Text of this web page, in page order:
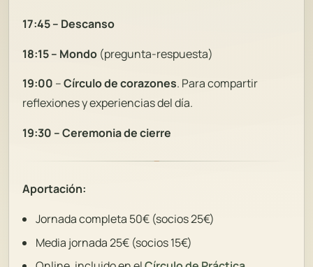
17:45 – Descanso
18:15 – Mondo (pregunta-respuesta)
19:00 –Círculo de corazones. Para compartir
reflexiones y experiencias del día.
19:30 – Ceremonia de cierre
Aportación:
Jornada completa 50€ (socios 25€)
Media jornada 25€ (socios 15€)